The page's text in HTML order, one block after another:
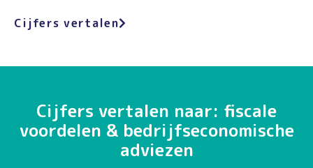
Cijfers vertalen
Cijfers vertalen naar: fiscale
voordelen & bedrijfseconomische
adviezen